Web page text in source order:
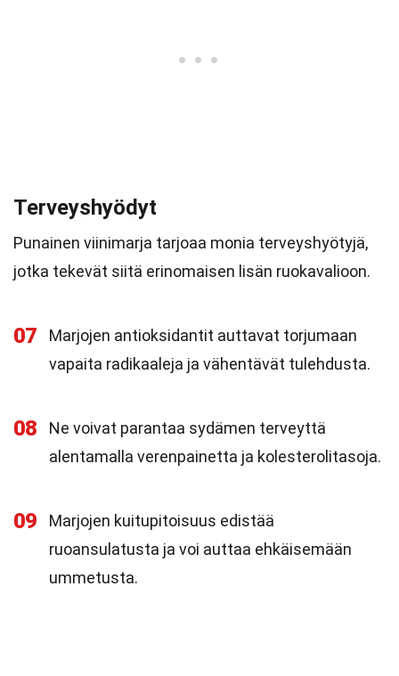
Terveyshyödyt
Punainen viinimarja tarjoaa monia terveyshyötyjä,
jotka tekevät siitä erinomaisen lisän ruokavalioon.
07
Marjojen antioksidantit auttavat torjumaan
vapaita radikaaleja ja vähentävät tulehdusta.
08
Ne voivat parantaa sydämen terveyttä
alentamalla verenpainetta ja kolesterolitasoja.
09
Marjojen kuitupitoisuus edistää
ruoansulatusta ja voi auttaa ehkäisemään
ummetusta.